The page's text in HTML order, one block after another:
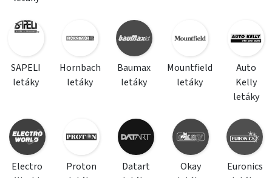
SAPELI
letáky
Hornbach
letáky
Baumax
letáky
Mountfield
letáky
Auto
Kelly
letáky
Electro
Proton
Datart
Okay
Euronics